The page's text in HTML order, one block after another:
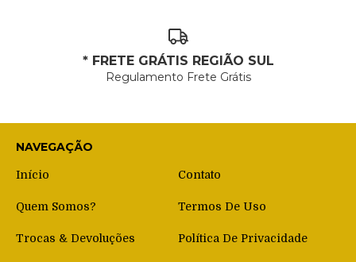
* FRETE GRÁTIS REGIÃO SUL
Regulamento Frete Grátis
NAVEGAÇÃO
Início Contato
Quem Somos? Termos De Uso
Trocas & Devoluções Política De Privacidade